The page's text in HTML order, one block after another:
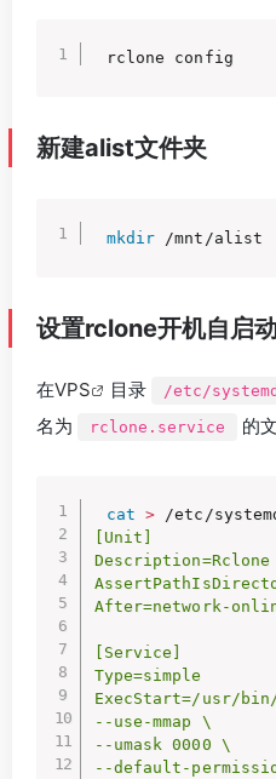
rclone config
新建alist文件夹
mkdir /mnt/alist
设置rclone开机自启
在VPS 目录 /etc/
名为
rclone.service 的
cat > /etc/
[Unit]
Description=Rclone
After=network-
[Service]
Type=simple
ExecStart=/usr/
--use-mmap \
--umask 0000 \
--default-